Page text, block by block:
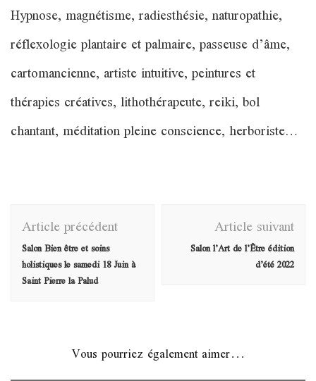
le
03
juillet
2022
Saint
Denis
Bugey
Hypnose, magnétisme, radiesthésie, naturopathie,
réflexologie plantaire et palmaire, passeuse d’âme,
cartomancienne, artiste intuitive, peintures et
thérapies créatives, lithothérapeute, reiki, bol
chantant, méditation pleine conscience, herboriste…
Navigation
d'article
Article précédent
Salon Bien être et soins
holistiques le samedi 18 Juin à
Saint Pierre la Palud
Article suivant
Salon l’Art de l’Être édition
d’été 2022
Vous pourriez également aimer...